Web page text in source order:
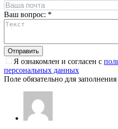
Ваш вопрос: *
Я ознакомлен и согласен с
персональных данных
Поле обязательно для заполнения